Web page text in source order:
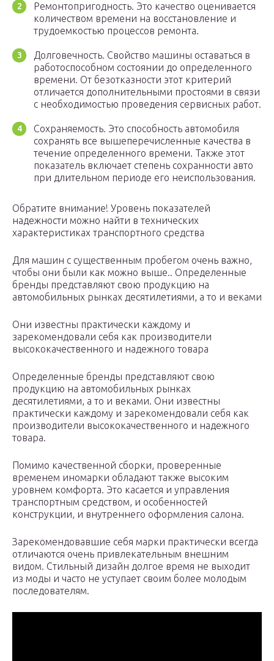
Ремонтопригодность. Это качество оценивается
количеством времени на восстановление и
трудоемкостью процессов ремонта.
Долговечность. Свойство машины оставаться в
работоспособном состоянии до определенного
времени. От безотказности этот критерий
отличается дополнительными простоями в связи
с необходимостью проведения сервисных работ.
Сохраняемость. Это способность автомобиля
сохранять все вышеперечисленные качества в
течение определенного времени. Также этот
показатель включает степень сохранности авто
при длительном периоде его неиспользования.
Обратите внимание! Уровень показателей
надежности можно найти в технических
характеристиках транспортного средства
Для машин с существенным пробегом очень важно,
чтобы они были как можно выше.. Определенные
бренды представляют свою продукцию на
автомобильных рынках десятилетиями, а то и веками
Они известны практически каждому и
зарекомендовали себя как производители
высококачественного и надежного товара
Определенные бренды представляют свою
продукцию на автомобильных рынках
десятилетиями, а то и веками. Они известны
практически каждому и зарекомендовали себя как
производители высококачественного и надежного
товара.
Помимо качественной сборки, проверенные
временем иномарки обладают также высоким
уровнем комфорта. Это касается и управления
транспортным средством, и особенностей
конструкции, и внутреннего оформления салона.
Зарекомендовавшие себя марки практически всегда
отличаются очень привлекательным внешним
видом. Стильный дизайн долгое время не выходит
из моды и часто не уступает своим более молодым
последователям.